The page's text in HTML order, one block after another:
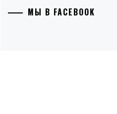
МЫ В FACEBOOK